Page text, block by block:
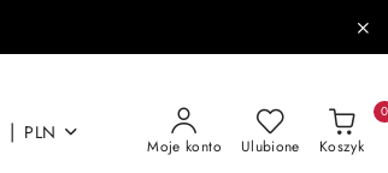
| PLN
Moje konto Ulubione Koszyk
0